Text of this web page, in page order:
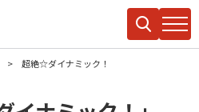
超絶☆ダイナミック！